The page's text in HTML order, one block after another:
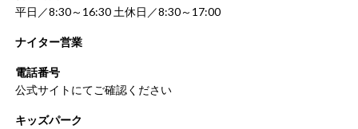
平日／8:30～16:30 土休日／8:30～17:00
ナイター営業
電話番号
公式サイトにてご確認ください
キッズパーク